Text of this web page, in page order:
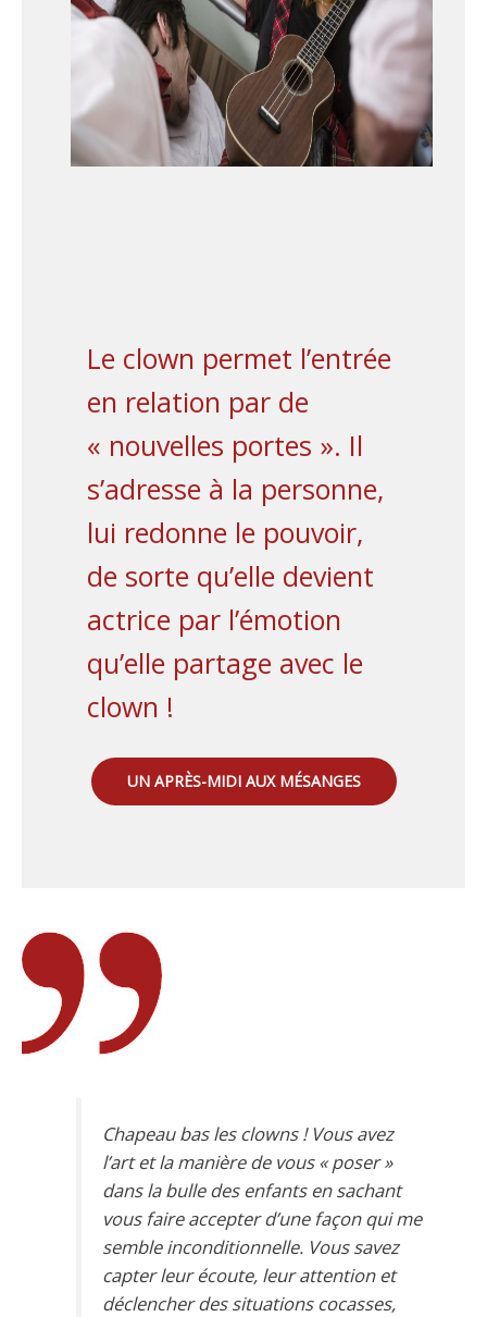
Le clown permet l’entrée
en relation par de
« nouvelles portes ». Il
s’adresse à la personne,
lui redonne le pouvoir,
de sorte qu’elle devient
actrice par l’émotion
qu’elle partage avec le
clown !
UN APRÈS-MIDI AUX MÉSANGES
Chapeau bas les clowns ! Vous avez
l’art et la manière de vous « poser »
dans la bulle des enfants en sachant
vous faire accepter d’une façon qui me
semble inconditionnelle. Vous savez
capter leur écoute, leur attention et
déclencher des situations cocasses,